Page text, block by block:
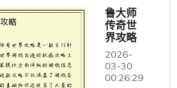
鲁大师
传奇世
界攻略
2026-
03-30
00:26:29